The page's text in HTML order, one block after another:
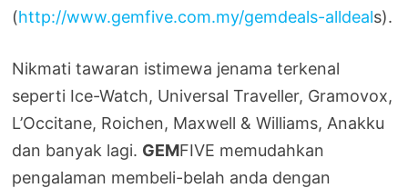
(http://www.gemfive.com.my/gemdeals-alldeals).
Nikmati tawaran istimewa jenama terkenal
seperti Ice-Watch, Universal Traveller, Gramovox,
L’Occitane, Roichen, Maxwell & Williams, Anakku
dan banyak lagi. GEMFIVE memudahkan
pengalaman membeli-belah anda dengan